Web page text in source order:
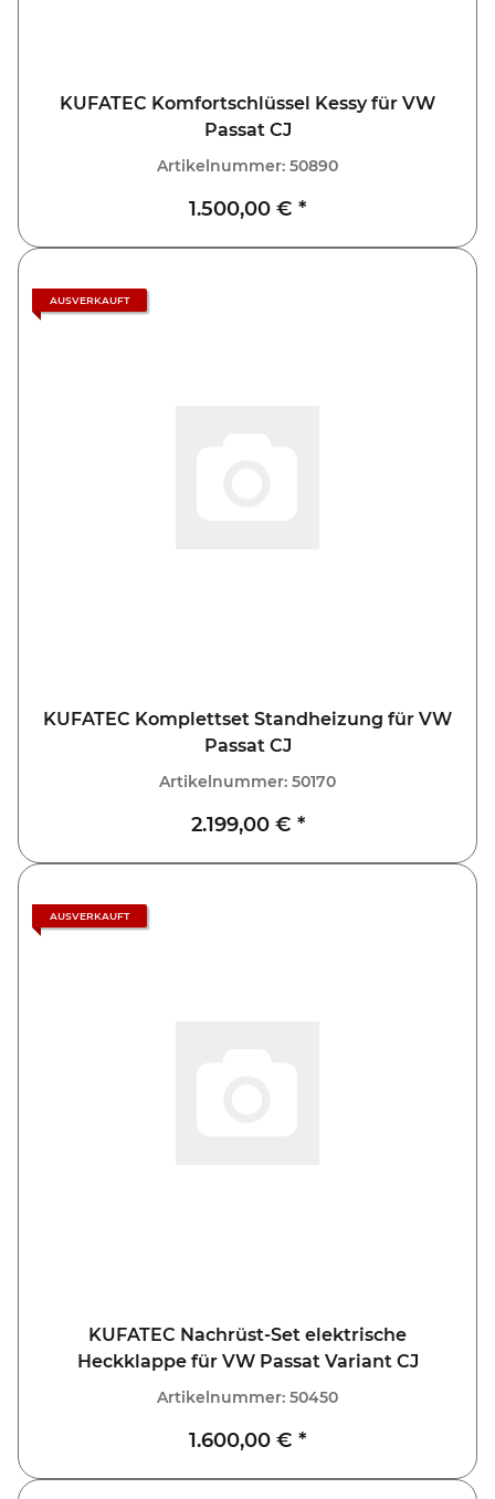
KUFATEC Komfortschlüssel Kessy für VW
Passat CJ
Artikelnummer: 50890
1.500,00 € *
AUSVERKAUFT
KUFATEC Komplettset Standheizung für VW
Passat CJ
Artikelnummer: 50170
2.199,00 € *
AUSVERKAUFT
KUFATEC Nachrüst-Set elektrische
Heckklappe für VW Passat Variant CJ
Artikelnummer: 50450
1.600,00 € *